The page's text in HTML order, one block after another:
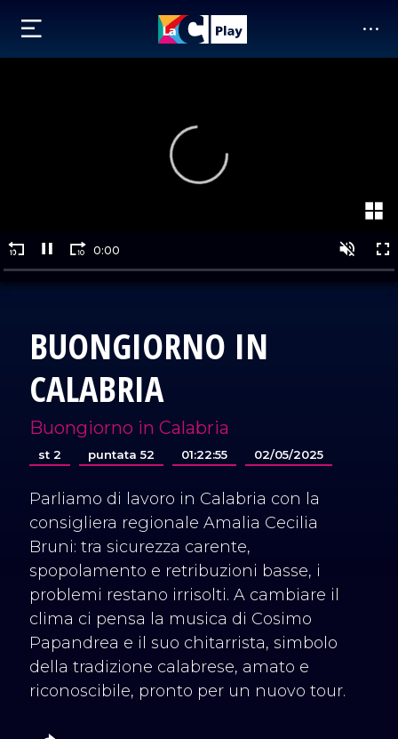
BUONGIORNO IN
CALABRIA
Buongiorno in Calabria
st 2 puntata 52 01:22:55 02/05/2025
Parliamo di lavoro in Calabria con la
consigliera regionale Amalia Cecilia
Bruni: tra sicurezza carente,
spopolamento e retribuzioni basse, i
problemi restano irrisolti. A cambiare il
clima ci pensa la musica di Cosimo
Papandrea e il suo chitarrista, simbolo
della tradizione calabrese, amato e
riconoscibile, pronto per un nuovo tour.